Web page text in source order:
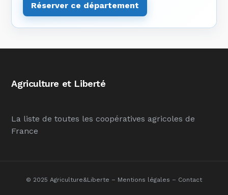
Réserver ce département
Agriculture et Liberté
La liste de toutes les coopératives agricoles de
France
© 2025 Agriculture&Liberte – Mentions légales – Contact